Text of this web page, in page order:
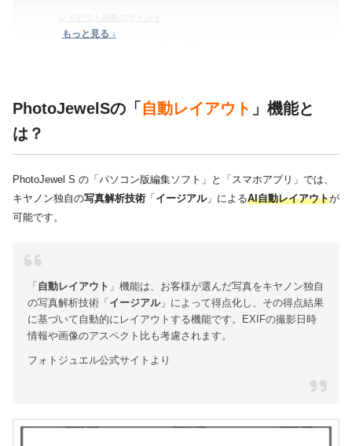
レイアウト調整のポイント
「ページ分割線」で左右のページを区切る
付属のスタンプやマスクで装飾もしてみよう
スマホアプリの場合は？
まとめ
もっと見る ↓
PhotoJewelSの「 自動レイアウト 」機能と
は？
PhotoJewel S の「パソコン版編集ソフト」と「スマホアプリ」では、
キヤノン独自の写真解析技術 「 イージアル」によるAI自動レイアウトが
可能です。
「自動レイアウト 」機能は、お客様が選んだ写真をキヤノン独自
の写真解析技術「イージアル」によって得点化し、その得点結果
に基づいて自動的にレイアウトする機能です。EXIFの撮影日時
情報や画像のアスペクト比も考慮されます。
フォトジュエル公式サイトより